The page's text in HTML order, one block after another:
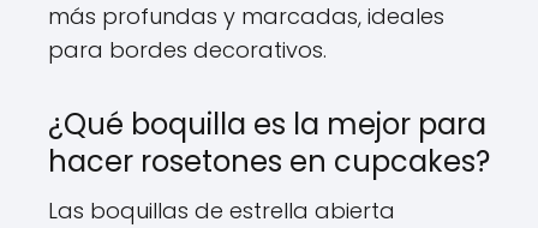
más profundas y marcadas, ideales
para bordes decorativos.
¿Qué boquilla es la mejor para
hacer rosetones en cupcakes?
Las boquillas de estrella abierta